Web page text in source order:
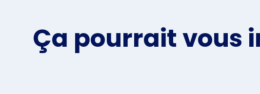
Ça pourrait vous